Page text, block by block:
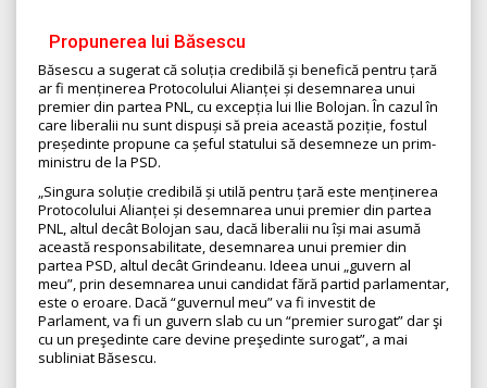
Propunerea lui Băsescu
Băsescu a sugerat că soluția credibilă și benefică pentru țară
ar fi menținerea Protocolului Alianței și desemnarea unui
premier din partea PNL, cu excepția lui Ilie Bolojan. În cazul în
care liberalii nu sunt dispuși să preia această poziție, fostul
președinte propune ca șeful statului să desemneze un prim-
ministru de la PSD.
„Singura soluție credibilă și utilă pentru țară este menținerea
Protocolului Alianței și desemnarea unui premier din partea
PNL, altul decât Bolojan sau, dacă liberalii nu își mai asumă
această responsabilitate, desemnarea unui premier din
partea PSD, altul decât Grindeanu. Ideea unui „guvern al
meu”, prin desemnarea unui candidat fără partid parlamentar,
este o eroare. Dacă “guvernul meu” va fi investit de
Parlament, va fi un guvern slab cu un “premier surogat” dar şi
cu un preşedinte care devine preşedinte surogat”, a mai
subliniat Băsescu.